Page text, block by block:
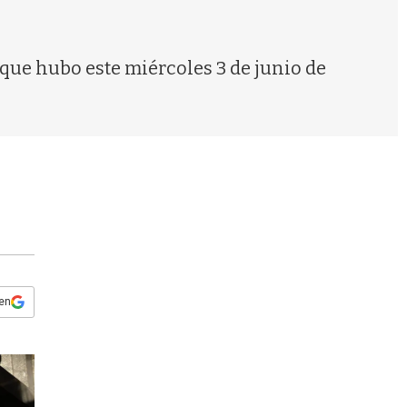
hubo este miércoles 3 de junio de